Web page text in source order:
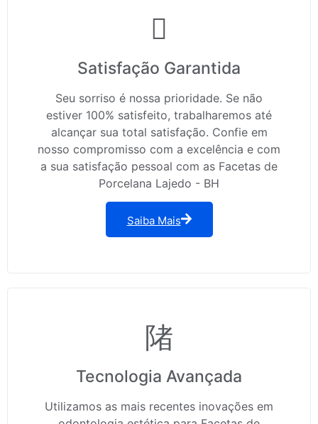
Satisfação Garantida
Seu sorriso é nossa prioridade. Se não
estiver 100% satisfeito, trabalharemos até
alcançar sua total satisfação. Confie em
nosso compromisso com a excelência e com
a sua satisfação pessoal com as Facetas de
Porcelana Lajedo - BH
Saiba Mais
Tecnologia Avançada
Utilizamos as mais recentes inovações em